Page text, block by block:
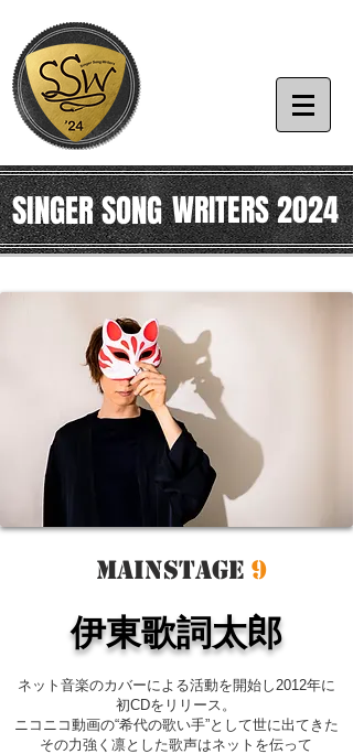
SINGER SONGWRITERS 2024
​MAINSTAGE 9
​伊東歌詞太郎
ネット音楽のカバーによる活動を開始し2012年に
初CDをリリース。
ニコニコ動画の“希代の歌い手”として世に出てきた
その力強く凛とした歌声はネットを伝って